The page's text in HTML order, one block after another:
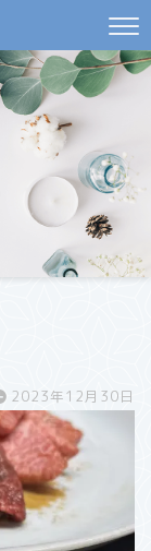
2023年12月30日